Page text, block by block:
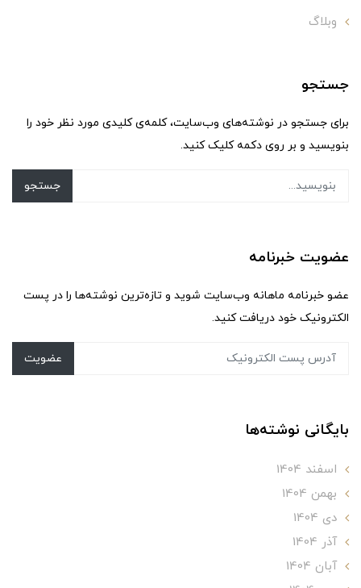
وبلاگ
جستجو
برای جستجو در نوشته‌های وب‌سایت، کلمه‌ی کلیدی مورد نظر خود را
بنویسید و بر روی دکمه کلیک کنید.
جستجو
عضویت خبرنامه
عضو خبرنامه ماهانه وب‌سایت شوید و تازه‌ترین نوشته‌ها را در پست
الکترونیک خود دریافت کنید.
عضویت
بایگانی نوشته‌ها
اسفند 1404
بهمن 1404
دی 1404
آذر 1404
آبان 1404